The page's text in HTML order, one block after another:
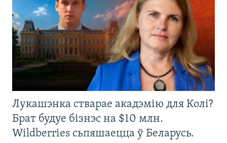
Лукашэнка стварае акадэмію для Колі?
Брат будуе бізнэс на $10 млн.
Wildberries сьпяшаецца ў Беларусь.